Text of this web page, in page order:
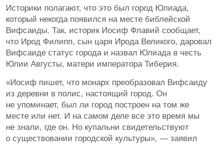
Историки полагают, что это был город Юлиада,
который некогда появился на месте библейской
Вифсаиды. Так, историк Иосиф Флавий сообщает,
что Ирод Филипп, сын царя Ирода Великого, даровал
Вифсаиде статус города и назвал Юлиада в честь
Юлии Августы, матери императора Тиберия.
«Иосиф пишет, что монарх преобразовал Вифсаиду
из деревни в полис, настоящий город. Он
не упоминает, был ли город построен на том же
месте или нет. И на самом деле все это время мы
не знали, где он. Но купальни свидетельствуют
о существовании городской культуры», — заявил